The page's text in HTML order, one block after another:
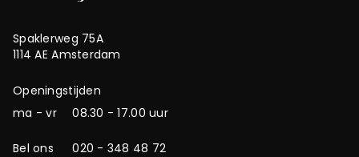
Spaklerweg 75A
1114 AE Amsterdam
Openingstijden
ma - vr
08.30 - 17.00 uur
Bel ons
020 - 348 48 72